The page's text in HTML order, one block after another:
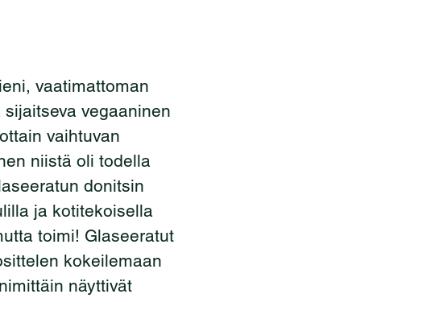
vaatimattoman
vegaaninen
vaihtuvan
niistä oli todella
donitsin
ja kotitekoisella
toimi! Glaseeratut
kokeilemaan
näyttivät